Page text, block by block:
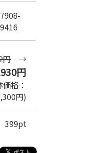
円→
円
格：
円)
399pt